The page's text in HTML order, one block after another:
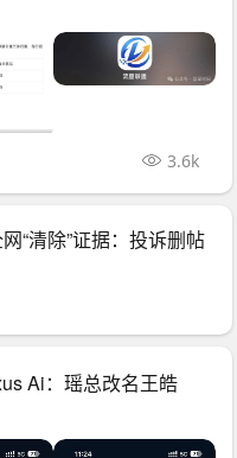
3.6k
“清除”证据：投诉删帖
Ai：瑶总改名王皓